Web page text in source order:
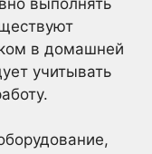
в домашней
учитывать